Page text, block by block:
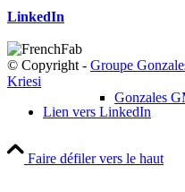
Gonzales
LinkedIn
© Copyright - Groupe
Kriesi
Lien vers LinkedIn
Faire défiler vers le haut